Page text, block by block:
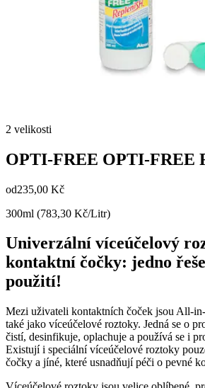
2 velikosti
OPTI-FREE OPTI-FREE
od235,00 Kč
300ml (783,30 Kč/Litr)
Univerzální víceúčelový
kontaktní čočky: jedno
použití!
Mezi uživateli kontaktních čoček jsou All-
také jako víceúčelové roztoky. Jedná se o
čistí, desinfikuje, oplachuje a používá se i
Existují i speciální víceúčelové roztoky
čočky a jíné, které usnadňují péči o pevné